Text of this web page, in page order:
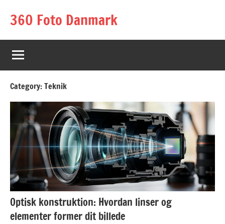
360 Foto Danmark
Category:Teknik
Optisk konstruktion: Hvordan linser og
elementer former dit billede